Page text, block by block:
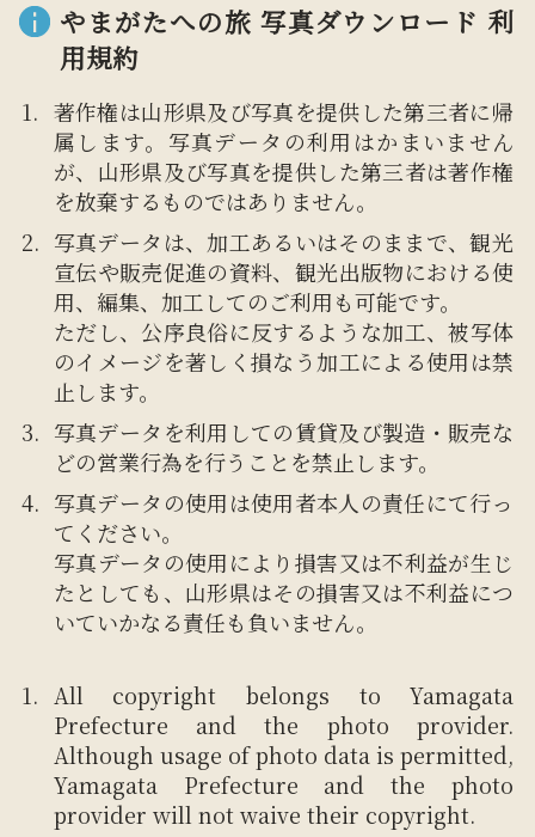
やまがたへの旅 写真ダウンロード 利
用規約
著作権は山形県及び写真を提供した第三者に帰
属します。写真データの利用はかまいません
が、山形県及び写真を提供した第三者は著作権
を放棄するものではありません。
写真データは、加工あるいはそのままで、観光
宣伝や販売促進の資料、観光出版物における使
用、編集、加工してのご利用も可能です。
ただし、公序良俗に反するような加工、被写体
のイメージを著しく損なう加工による使用は禁
止します。
写真データを利用しての賃貸及び製造・販売な
どの営業行為を行うことを禁止します。
写真データの使用は使用者本人の責任にて行っ
てください。
写真データの使用により損害又は不利益が生じ
たとしても、山形県はその損害又は不利益につ
いていかなる責任も負いません。
All copyright belongs to Yamagata
Prefecture and the photo provider.
Although usage of photo data is permitted,
Yamagata Prefecture and the photo
provider will not waive their copyright.